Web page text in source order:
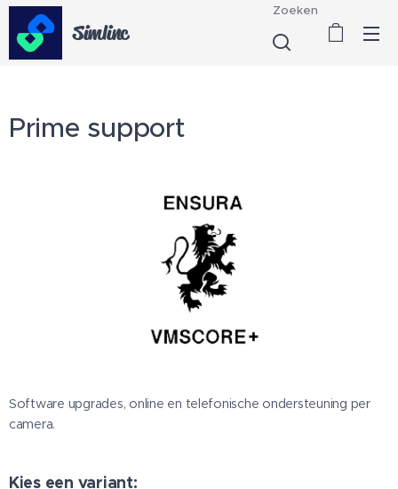
Simlinc
Zoeken
Prime support
Software upgrades, online en telefonische ondersteuning per
camera.
Kies een variant: